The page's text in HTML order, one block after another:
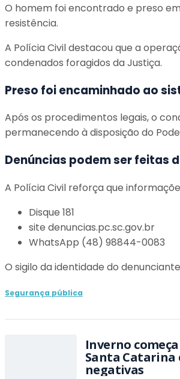
O homem foi encontrado e preso
resistência.
A Polícia Civil destacou que a
condenados foragidos da Justiça.
Preso foi encaminhado ao
Após os procedimentos legais, o
permanecendo à disposição do
Denúncias podem ser feitas
A Polícia Civil reforça que
Disque 181
site denuncias.pc.sc.gov.br
WhatsApp (48) 98844-0083
O sigilo da identidade do
Segurança pública
Inverno
Santa Catarina
negativas